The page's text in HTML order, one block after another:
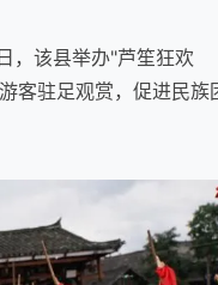
，该县举办"芦笙狂欢
客驻足观赏，促进民族